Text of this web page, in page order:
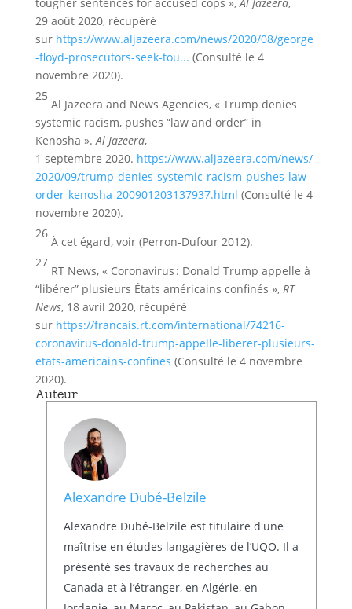
29 août 2020, récupéré
sur https://www.aljazeera.com/news/2020/08/george
-floyd-prosecutors-seek-tou... (Consulté le 4
novembre 2020).
25
Al Jazeera and News Agencies, « Trump denies
systemic racism, pushes “law and order” in
Kenosha ».Al Jazeera,
1 septembre 2020. https://www.aljazeera.com/news/
2020/09/trump-denies-systemic-racism-pushes-law-
order-kenosha-200901203137937.html (Consulté le 4
novembre 2020).
26
À cet égard, voir (Perron-Dufour 2012).
27
RT News, « Coronavirus : Donald Trump appelle à
“libérer” plusieurs États américains confinés », RT
News, 18 avril 2020, récupéré
sur https://francais.rt.com/international/74216-
coronavirus-donald-trump-appelle-liberer-plusieurs-
etats-americains-confines (Consulté le 4 novembre
2020).
Auteur
Alexandre Dubé-Belzile
Alexandre Dubé-Belzile est titulaire d'une
maîtrise en études langagières de l’UQO. Il a
présenté ses travaux de recherches au
Canada et à l’étranger, en Algérie, en